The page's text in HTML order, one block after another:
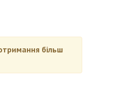
більш